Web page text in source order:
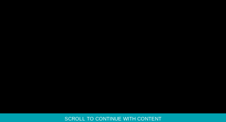
SCROLL TO CONTINUE WITH CONTENT